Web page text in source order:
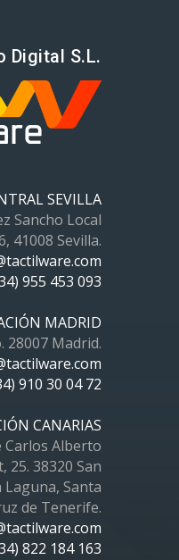
Digital S.L.
SEVILLA
Sancho Local
41008 Sevilla.
955 453 093
MADRID
28007 Madrid.
910 30 04 72
CANARIAS
Carlos Alberto
25. 38320 San
Santa
de Tenerife.
822 184 163